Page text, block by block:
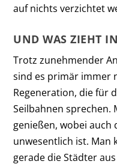
auf nichts verzichtet
UND WAS ZIEHT
Trotz zunehmender
sind es primär immer
Regeneration, die für
Seilbahnen sprechen.
genießen, wobei
unwesentlich ist. Man
gerade die Städter